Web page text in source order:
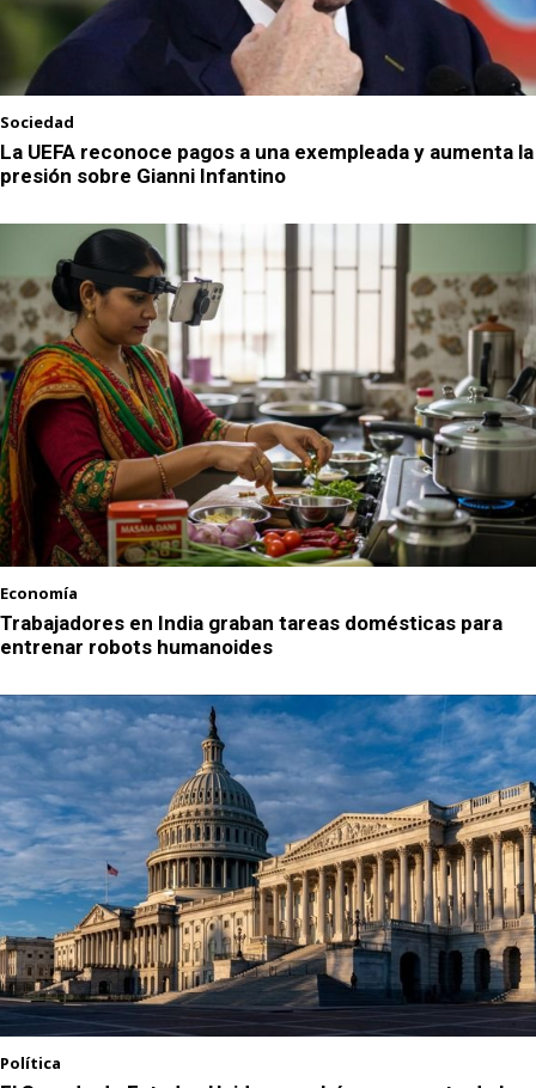
Sociedad
La UEFA reconoce pagos a una exempleada y aumenta la
presión sobre Gianni Infantino
Economía
Trabajadores en India graban tareas domésticas para
entrenar robots humanoides
Política